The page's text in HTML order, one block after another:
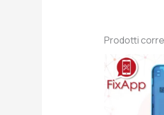
Prodotti